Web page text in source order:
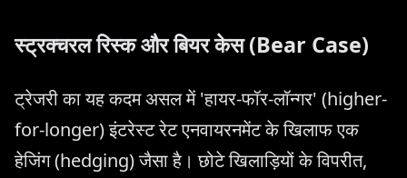
स्ट्रक्चरल रिस्क और बियर केस (Bear Case)
ट्रेजरी का यह कदम असल में 'हायर-फॉर-लॉन्गर' (higher-
for-longer) इंटरेस्ट रेट एनवायरनमेंट के खिलाफ एक
हेजिंग (hedging) जैसा है। छोटे खिलाड़ियों के विपरीत,